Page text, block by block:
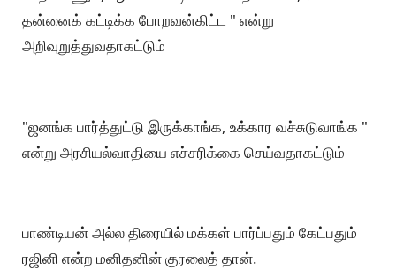
தன்னைக் கட்டிக்க போறவன்கிட்ட " என்று
அறிவுறுத்துவதாகட்டும்
"ஜனங்க பார்த்துட்டு இருக்காங்க, உக்கார வச்சுடுவாங்க "
என்று அரசியல்வாதியை எச்சரிக்கை செய்வதாகட்டும்
பாண்டியன் அல்ல திரையில் மக்கள் பார்ப்பதும் கேட்பதும்
ரஜினி என்ற மனிதனின் குரலைத் தான்.